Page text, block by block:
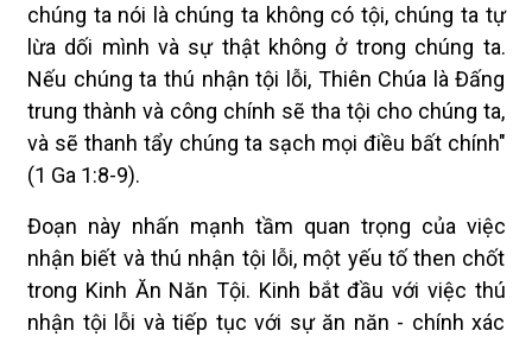
chúng ta nói là chúng ta không có tội, chúng ta tự
lừa dối mình và sự thật không ở trong chúng ta.
Nếu chúng ta thú nhận tội lỗi, Thiên Chúa là Đấng
trung thành và công chính sẽ tha tội cho chúng ta,
và sẽ thanh tẩy chúng ta sạch mọi điều bất chính"
(1 Ga 1:8-9).
Đoạn này nhấn mạnh tầm quan trọng của việc
nhận biết và thú nhận tội lỗi, một yếu tố then chốt
trong Kinh Ăn Năn Tội. Kinh bắt đầu với việc thú
nhận tội lỗi và tiếp tục với sự ăn năn - chính xác